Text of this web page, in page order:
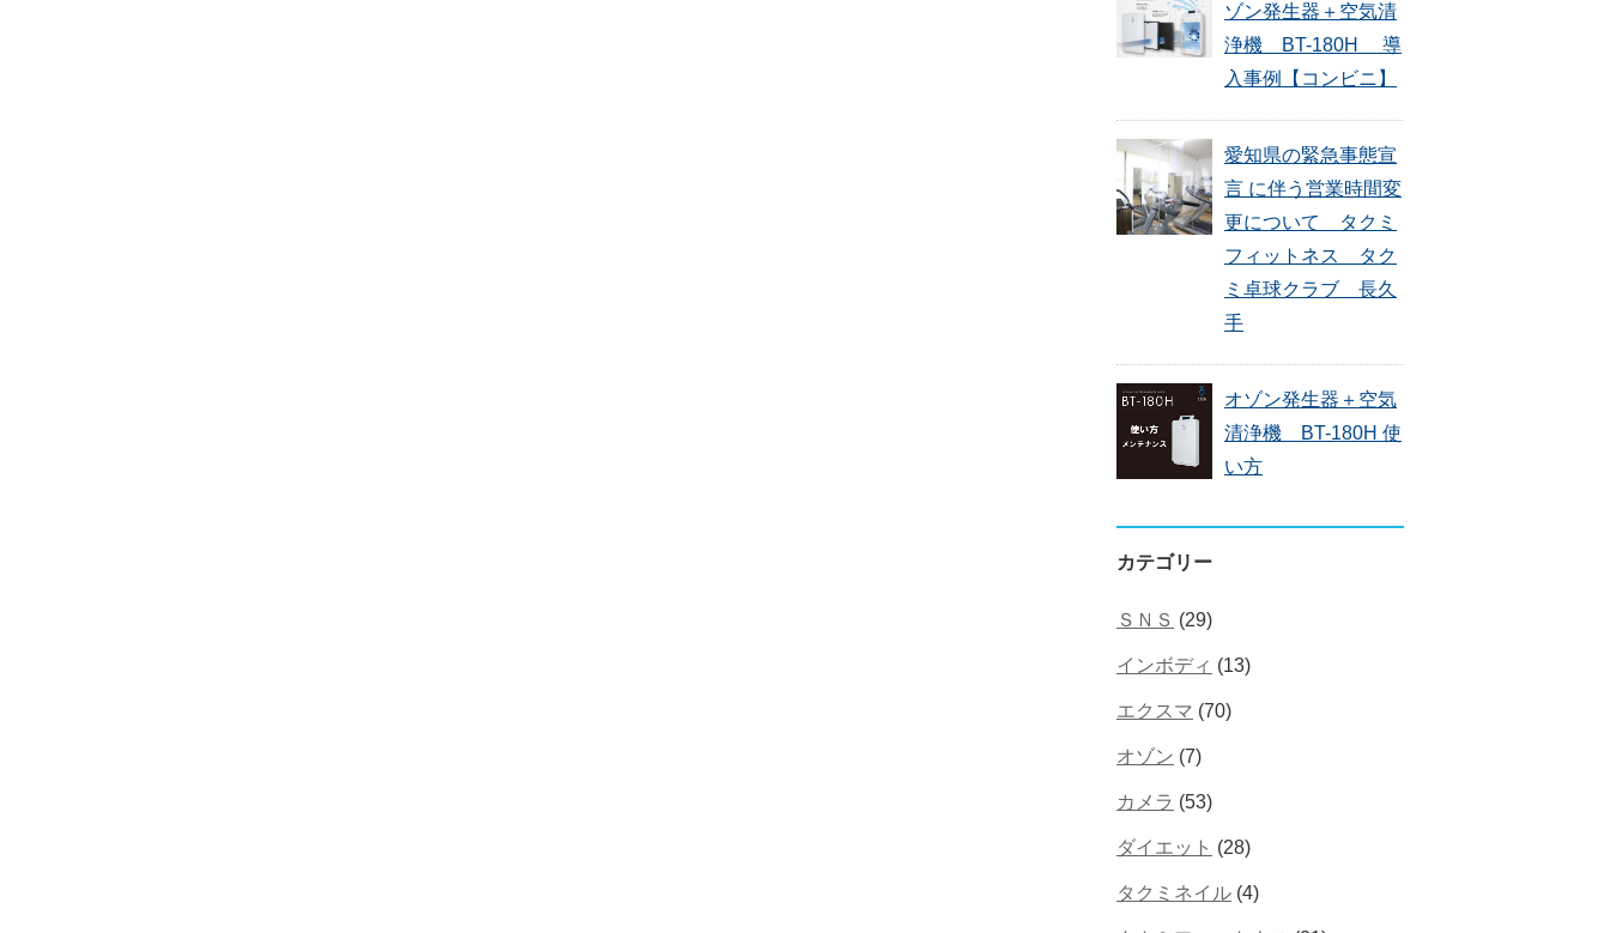
ゾン発生器＋空気清
浄機 BT-180H 導
入事例【コンビニ】
愛知県の緊急事態宣
言 に伴う営業時間変
更について タクミ
フィットネス タク
ミ卓球クラブ 長久
手
オゾン発生器＋空気
清浄機 BT-180H 使
い方
カテゴリー
ＳＮＳ (29)
インボディ (13)
エクスマ (70)
オゾン (7)
カメラ (53)
ダイエット (28)
タクミネイル (4)